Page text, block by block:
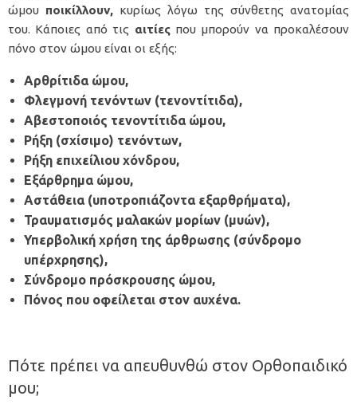
ώμου ποικίλλουν, κυρίως λόγω της σύνθετης ανατομίας
του. Κάποιες από τις αιτίες που μπορούν να προκαλέσουν
πόνο στον ώμου είναι οι εξής:
Αρθρίτιδα ώμου,
Φλεγμονή τενόντων (τενοντίτιδα),
Αβεστοποιός τενοντίτιδα ώμου,
Ρήξη (σχίσιμο) τενόντων,
Ρήξη επιχείλιου χόνδρου,
Εξάρθρημα ώμου,
Αστάθεια(υποτροπιάζοντα εξαρθρήματα),
Τραυματισμός μαλακών μορίων (μυών),
Υπερβολική χρήση της άρθρωσης (σύνδρομο
υπέρχρησης),
Σύνδρομο πρόσκρουσης ώμου,
Πόνος που οφείλεται στον αυχένα.
Πότε πρέπει να απευθυνθώ στον Ορθοπαιδικό
μου;